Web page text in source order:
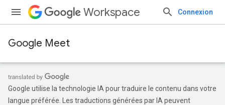
Workspace Connexion
Google Meet
Google utilise la technologie IA pour traduire le contenu dans votre
langue préférée. Les traductions générées par IA peuvent